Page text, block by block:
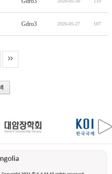
Gdro3 2026-05-27 107